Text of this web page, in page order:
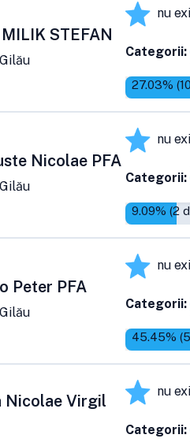
MILIK STEFAN
Gilău
nu
Categorii:
27.03% (10
Nicolae PFA
Gilău
nu
Categorii:
9.09% (2
Peter PFA
Gilău
nu
Categorii:
45.45% (5
Nicolae Virgil
nu
Categorii: